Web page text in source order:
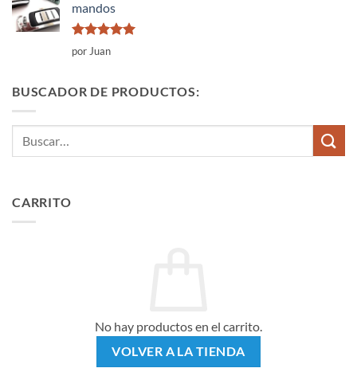
mandos
Valorado
con
por Juan
BUSCADOR DE PRODUCTOS:
CARRITO
No hay productos en el carrito.
VOLVER A LA TIENDA